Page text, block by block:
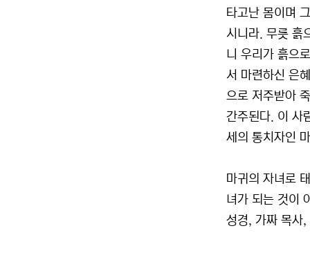
타고난 몸이며
시니라. 무릇 흙
니 우리가 흙으
서 마련하신 은
으로 저주받아
간주된다. 이 사
세의 통치자인
마귀의 자녀로
녀가 되는 것이
성경, 가짜 목사